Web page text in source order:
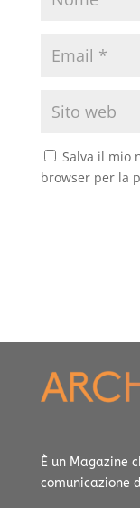
Salva il mio
browser per la
È un Magazine
comunicazione